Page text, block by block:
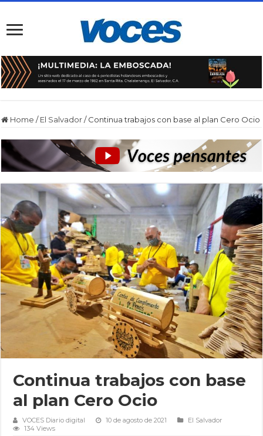
Home / El Salvador / Continua trabajos con base al plan Cero Ocio
Continua trabajos con base
al plan Cero Ocio
VOCES Diario digital 10 de agosto de 2021
El Salvador
134 Views